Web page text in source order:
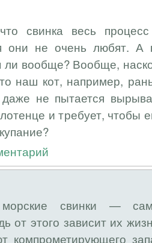
свинка весь процесс
они не очень любят. А
вообще? Вообще,
наш кот, например,
не пытается
и требует, чтобы
свинки —
от этого зависит их
компрометирующего